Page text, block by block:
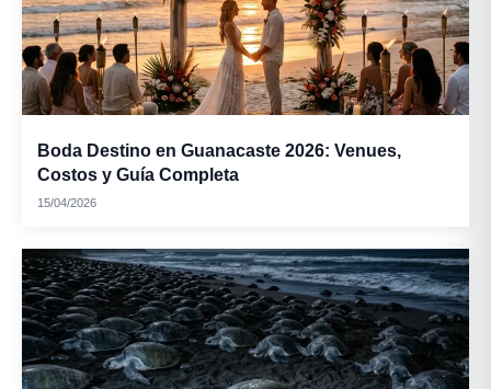
Boda Destino en Guanacaste 2026: Venues,
Costos y Guía Completa
15/04/2026